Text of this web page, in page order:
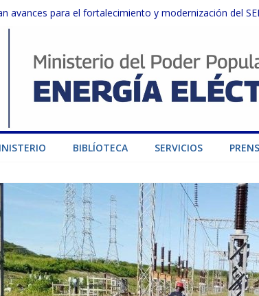
avances para el fortalecimiento y modernización del
trabajos de rehabilitación en instalaciones del SEN
Nacional activa plan preventivo para fortalecer el
recupera el 50% de su capacidad de
a trabajadores del sector eléctrico por su heroica
BIBLÍOTECA SERVICIOS